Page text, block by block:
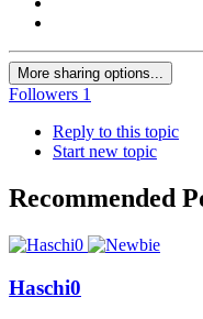
More sharing options...
Followers 1
Reply to this topic
Start new topic
Recommended
Haschi0